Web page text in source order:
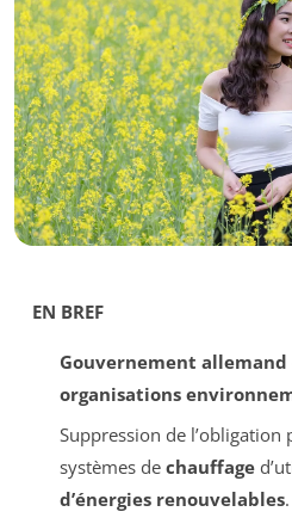
EN BREF
Gouvernement allemand
organisations
Suppression de l’obligation
systèmes de chauffage
d’énergies renouvelables.